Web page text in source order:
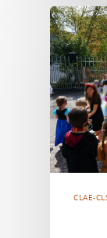
CLAE-